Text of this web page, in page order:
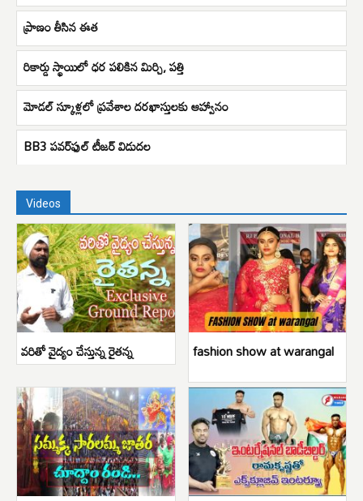
ప్రాణం తీసిన ఈత
రికార్డు స్థాయిలో ధర పలికిన మిర్చి, పత్తి
మోడల్ స్కూళ్లలో ప్రవేశాల దరఖాస్తులకు ఆహ్వానం
BB3 ప‌వ‌ర్‌ఫుల్ టీజ‌ర్‌ విడుద‌ల
Videos
వరితో వైద్యం చేస్తున్న రైతన్న fashion show at warangal